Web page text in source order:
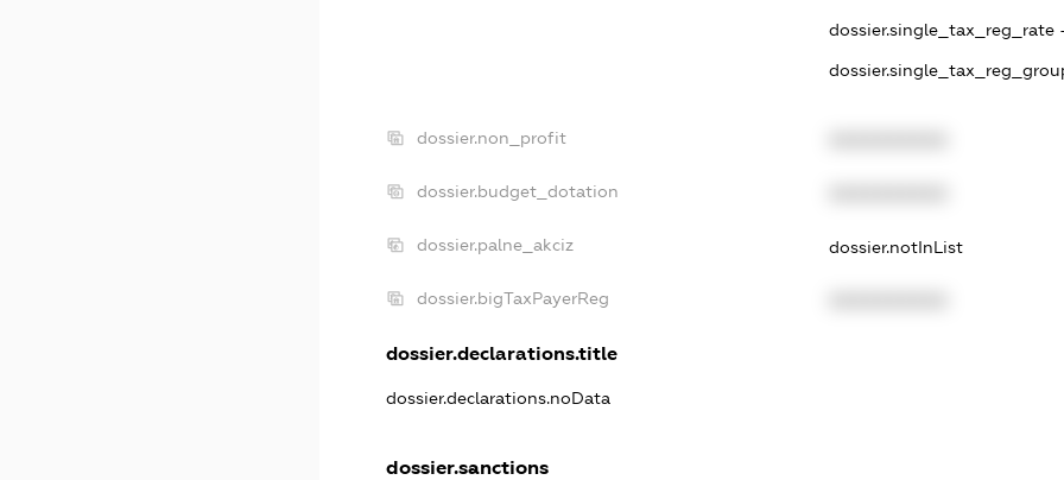
dossier.single_tax_reg_rate
dossier.non_profit
dossier.budget_dotation
dossier.palne_akciz dossier.notInList
dossier.bigTaxPayerReg
dossier.declarations.title
dossier.declarations.noData
dossier.sanctions